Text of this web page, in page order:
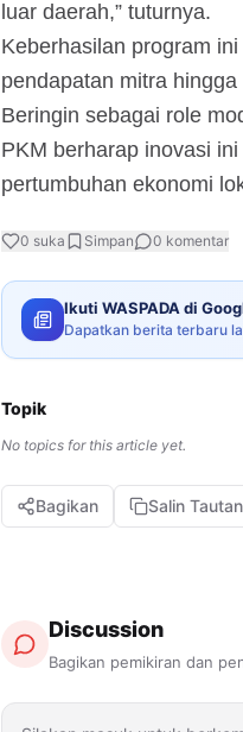
luar daerah,” tuturnya.
Keberhasilan program
pendapatan mitra
Beringin sebagai role
PKM berharap inovasi
pertumbuhan ekonomi
0 suka Simpan 0 komentar
Ikuti WASPADA di
Dapatkan berita terbaru
Topik
No topics for this article yet.
Bagikan Salin Tautan
Discussion
Bagikan pemikiran dan